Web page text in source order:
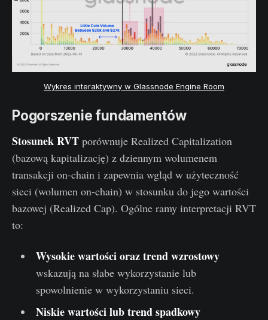
Wykres interaktywny w Glassnode Engine Room
Pogorszenie fundamentów
Stosunek RVT porównuje Realized Capitalization
(bazową kapitalizację) z dziennym wolumenem
transakcji on-chain i zapewnia wgląd w użyteczność
sieci (wolumen on-chain) w stosunku do jego wartości
bazowej (Realized Cap). Ogólne ramy interpretacji RVT
to:
Wysokie wartości oraz trend wzrostowy
wskazują na słabe wykorzystanie lub
spowolnienie w wykorzystaniu sieci.
Niskie wartości lub trend spadkowy